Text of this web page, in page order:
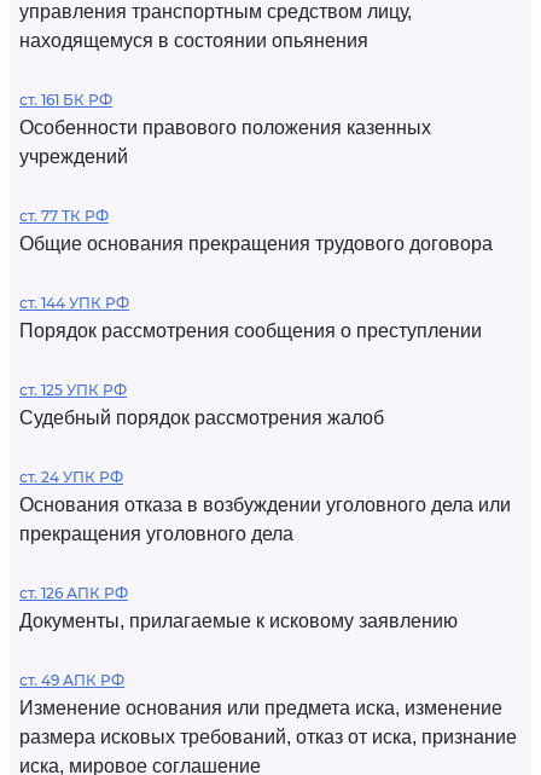
управления транспортным средством лицу,
находящемуся в состоянии опьянения
ст. 161 БК РФ
Особенности правового положения казенных
учреждений
ст. 77 ТК РФ
Общие основания прекращения трудового договора
ст. 144 УПК РФ
Порядок рассмотрения сообщения о преступлении
ст. 125 УПК РФ
Судебный порядок рассмотрения жалоб
ст. 24 УПК РФ
Основания отказа в возбуждении уголовного дела или
прекращения уголовного дела
ст. 126 АПК РФ
Документы, прилагаемые к исковому заявлению
ст. 49 АПК РФ
Изменение основания или предмета иска, изменение
размера исковых требований, отказ от иска, признание
иска, мировое соглашение